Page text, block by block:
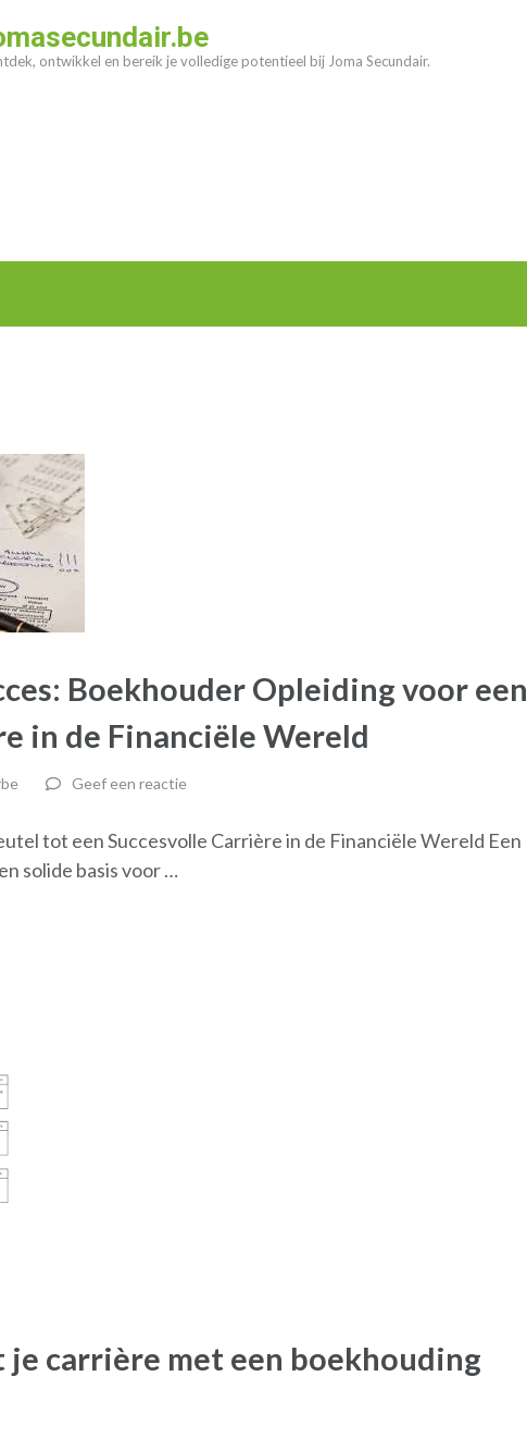
ontwikkel en bereik je volledige potentieel bij Joma Secundair.
Boekhouder Opleiding voor een
in de Financiële Wereld
Geef een reactie
tot een Succesvolle Carrière in de Financiële Wereld Een
solide basis voor …
je carrière met een boekhouding